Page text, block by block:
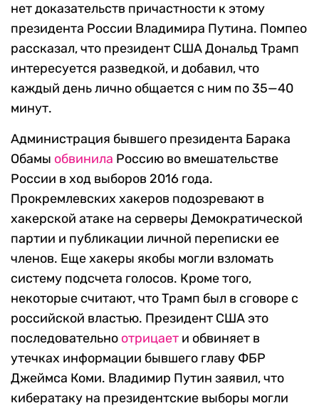
нет доказательств причастности к этому
президента России Владимира Путина. Помпео
рассказал, что президент США Дональд Трамп
интересуется разведкой, и добавил, что
каждый день лично общается с ним по 35—40
минут.
Администрация бывшего президента Барака
Обамы обвинила Россию во вмешательстве
России в ход выборов 2016 года.
Прокремлевских хакеров подозревают в
хакерской атаке на серверы Демократической
партии и публикации личной переписки ее
членов. Еще хакеры якобы могли взломать
систему подсчета голосов. Кроме того,
некоторые считают, что Трамп был в сговоре с
российской властью. Президент США это
последовательно отрицает и обвиняет в
утечках информации бывшего главу ФБР
Джеймса Коми. Владимир Путин заявил, что
кибератаку на президентские выборы могли